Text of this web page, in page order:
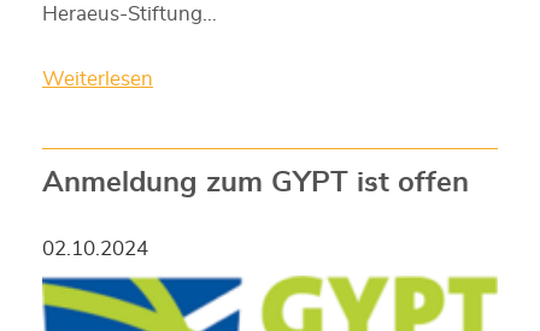
Heraeus-Stiftung…
Weiterlesen
Anmeldung zum GYPT ist offen
02.10.2024